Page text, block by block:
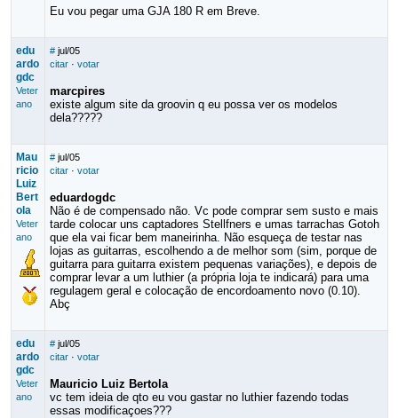
Eu vou pegar uma GJA 180 R em Breve.
edu
ardo
gdc
Veter
ano
# jul/05
citar· votar
marcpires
existe algum site da groovin q eu possa ver os modelos
dela?????
Mau
ricio
Luiz
Bert
ola
Veter
ano
# jul/05
citar· votar
eduardogdc
Não é de compensado não. Vc pode comprar sem susto e mais
tarde colocar uns captadores Stellfners e umas tarrachas Gotoh
que ela vai ficar bem maneirinha. Não esqueça de testar nas
lojas as guitarras, escolhendo a de melhor som (sim, porque de
guitarra para guitarra existem pequenas variações), e depois de
comprar levar a um luthier (a própria loja te indicará) para uma
regulagem geral e colocação de encordoamento novo (0.10).
Abç
edu
ardo
gdc
Veter
ano
# jul/05
citar· votar
Mauricio Luiz Bertola
vc tem ideia de qto eu vou gastar no luthier fazendo todas
essas modificaçoes???